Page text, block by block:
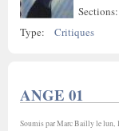
Sections:
Type:
Critiques
ANGE 01
Soumis parMarc Baillyle lun,